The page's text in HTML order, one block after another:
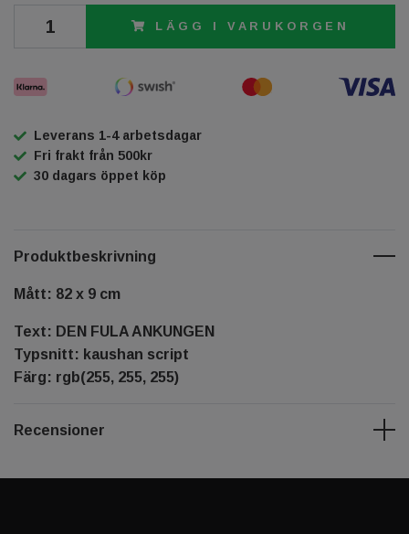
LÄGG I VARUKORGEN
Leverans 1-4 arbetsdagar
Fri frakt från 500kr
30 dagars öppet köp
Produktbeskrivning
Mått: 82 x 9 cm
Text: DEN FULA ANKUNGEN
Typsnitt: kaushan script
Färg: rgb(255, 255, 255)
Recensioner